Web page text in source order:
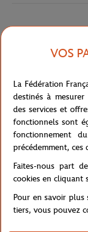
Description
Référence :
Livraison et
VOS
La Fédération
destinés à
des services et
fonctionnels sont
fonctionnement
précédemment, ces
Faites-nous part
cookies en cliquant
Pour en savoir plus
tiers, vous pouvez